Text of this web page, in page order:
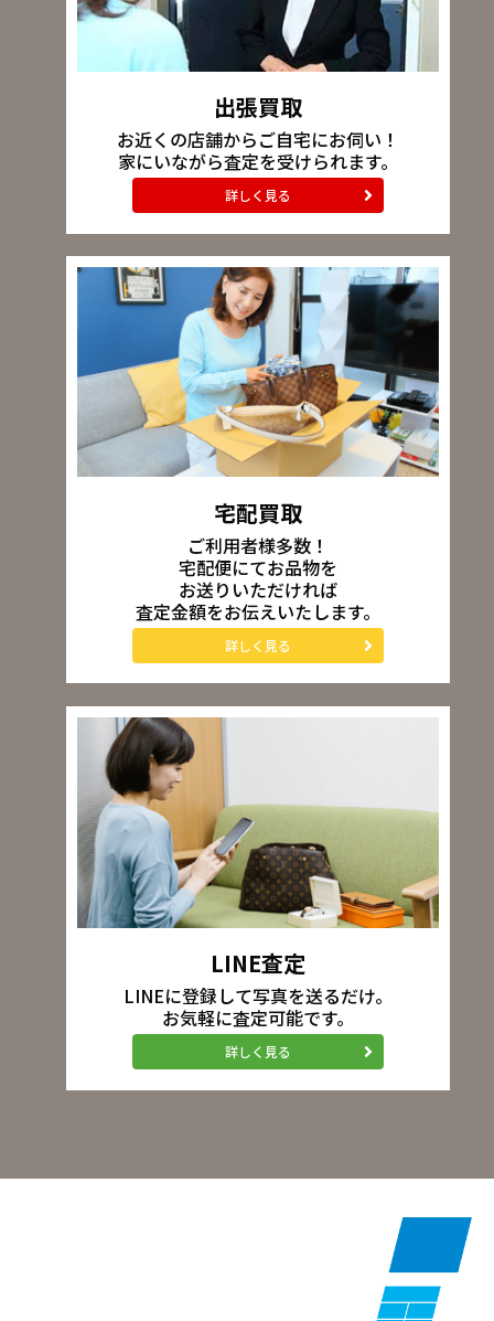
出張買取
お近くの店舗からご自宅にお伺い！
家にいながら査定を受けられます。
詳しく見る
宅配買取
ご利用者様多数！
宅配便にてお品物を
お送りいただければ
査定金額をお伝えいたします。
詳しく見る
LINE査定
LINEに登録して写真を送るだけ。
お気軽に査定可能です。
詳しく見る